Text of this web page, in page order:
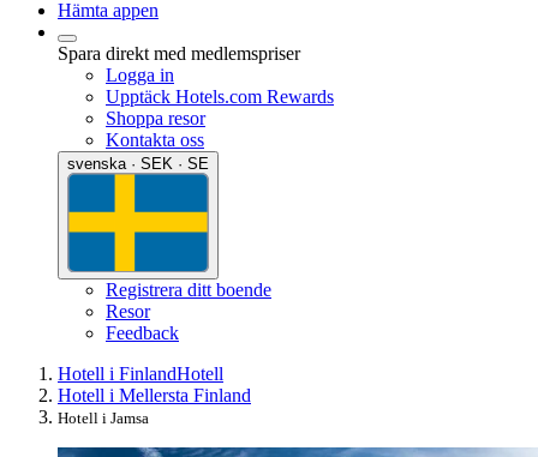
Hämta appen
Spara direkt med medlemspriser
Logga in
Upptäck Hotels.com Rewards
Shoppa resor
Kontakta oss
svenska · SEK · SE
Registrera ditt boende
Resor
Feedback
Hotell i FinlandHotell
Hotell i Mellersta Finland
Hotell i Jamsa